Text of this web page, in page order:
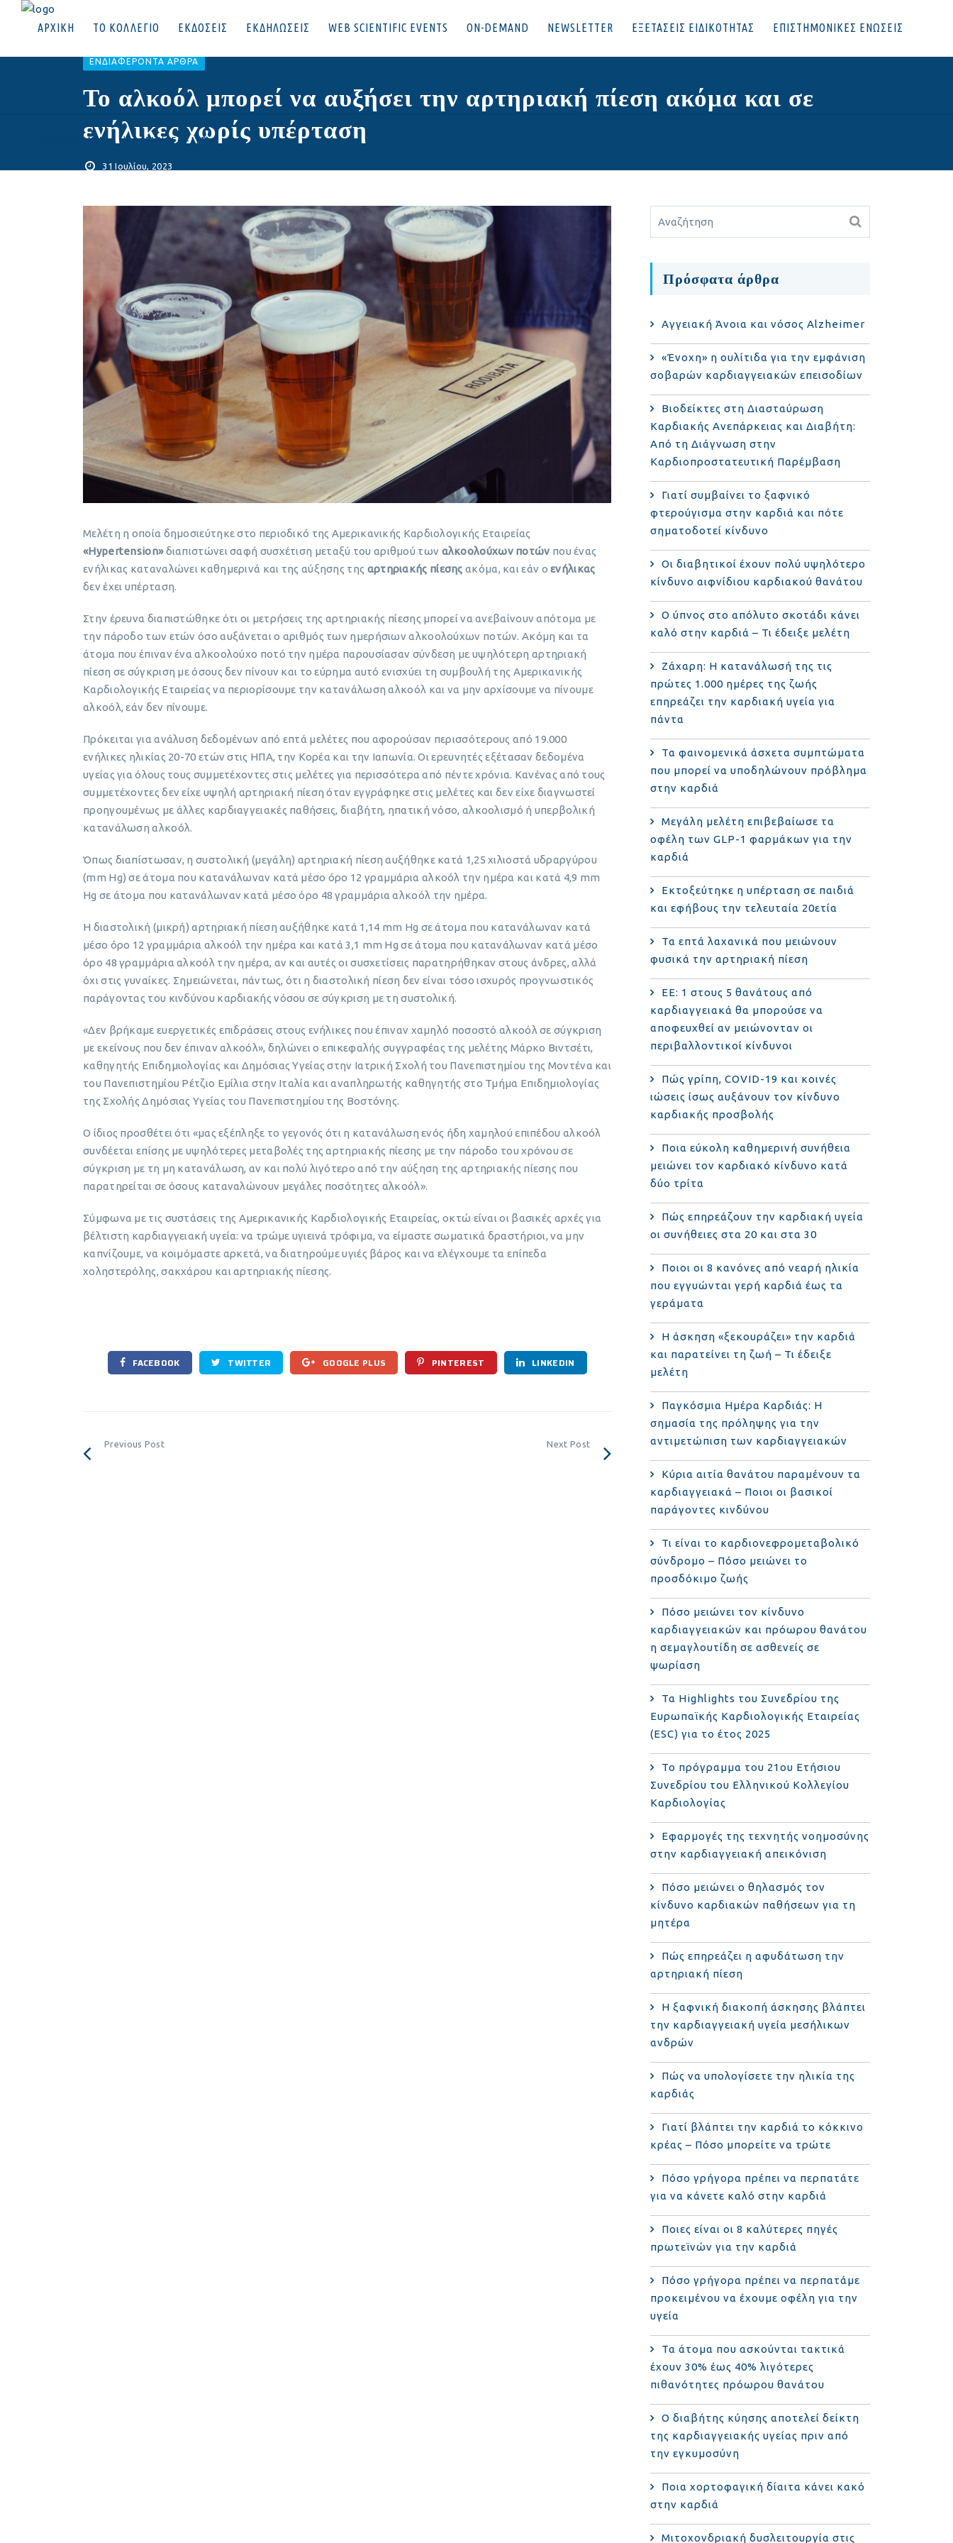
ΑΡΧΙΚΗ ΤΟ ΚΟΛΛΕΓΙΟ ΕΚΔΟΣΕΙΣ ΕΚΔΗΛΩΣΕΙΣ WEB SCIENTIFIC EVENTS ON-DEMAND NEWSLETTER ΕΞΕΤΑΣΕΙΣ ΕΙΔΙΚΟΤΗΤΑΣ ΕΠΙΣΤΗΜΟΝΙΚΕΣ ΕΝΩΣΕΙΣ
ΕΠΙΚΟΙΝΩΝΙΑ | ΣΥΝΔΕΘΕΙΤΕ
EΝΔΙΑΦΈΡΟΝΤΑ ΆΡΘΡΑ
Το αλκοόλ μπορεί να αυξήσει την αρτηριακή πίεση ακόμα και σε
ενήλικες χωρίς υπέρταση
31 Ιουλίου, 2023
Μελέτη η οποία δημοσιεύτηκε στο περιοδικό της Αμερικανικής Καρδιολογικής Εταιρείας
«Hypertension»διαπιστώνει σαφή συσχέτιση μεταξύ του αριθμού των αλκοολούχων ποτών που ένας
ενήλικας καταναλώνει καθημερινά και της αύξησης της αρτηριακής πίεσης ακόμα, και εάν οενήλικας
δεν έχει υπέρταση.
Στην έρευνα διαπιστώθηκε ότι οι μετρήσεις της αρτηριακής πίεσης μπορεί να ανεβαίνουν απότομα με
την πάροδο των ετών όσο αυξάνεται ο αριθμός των ημερήσιων αλκοολούχων ποτών. Ακόμη και τα
άτομα που έπιναν ένα αλκοολούχο ποτό την ημέρα παρουσίασαν σύνδεση με υψηλότερη αρτηριακή
πίεση σε σύγκριση με όσους δεν πίνουν και το εύρημα αυτό ενισχύει τη συμβουλή της Αμερικανικής
Καρδιολογικής Εταιρείας να περιορίσουμε την κατανάλωση αλκοόλ και να μην αρχίσουμε να πίνουμε
αλκοόλ, εάν δεν πίνουμε.
Πρόκειται για ανάλυση δεδομένων από επτά μελέτες που αφορούσαν περισσότερους από 19.000
ενήλικες ηλικίας 20-70 ετών στις ΗΠΑ, την Κορέα και την Ιαπωνία. Οι ερευνητές εξέτασαν δεδομένα
υγείας για όλους τους συμμετέχοντες στις μελέτες για περισσότερα από πέντε χρόνια. Κανένας από τους
συμμετέχοντες δεν είχε υψηλή αρτηριακή πίεση όταν εγγράφηκε στις μελέτες και δεν είχε διαγνωστεί
προηγουμένως με άλλες καρδιαγγειακές παθήσεις, διαβήτη, ηπατική νόσο, αλκοολισμό ή υπερβολική
κατανάλωση αλκοόλ.
Όπως διαπίστωσαν, η συστολική (μεγάλη) αρτηριακή πίεση αυξήθηκε κατά 1,25 χιλιοστά υδραργύρου
(mm Hg) σε άτομα που κατανάλωναν κατά μέσο όρο 12 γραμμάρια αλκοόλ την ημέρα και κατά 4,9 mm
Hg σε άτομα που κατανάλωναν κατά μέσο όρο 48 γραμμάρια αλκοόλ την ημέρα.
Η διαστολική (μικρή) αρτηριακή πίεση αυξήθηκε κατά 1,14 mm Hg σε άτομα που κατανάλωναν κατά
μέσο όρο 12 γραμμάρια αλκοόλ την ημέρα και κατά 3,1 mm Hg σε άτομα που κατανάλωναν κατά μέσο
όρο 48 γραμμάρια αλκοόλ την ημέρα, αν και αυτές οι συσχετίσεις παρατηρήθηκαν στους άνδρες, αλλά
όχι στις γυναίκες. Σημειώνεται, πάντως, ότι η διαστολική πίεση δεν είναι τόσο ισχυρός προγνωστικός
παράγοντας του κινδύνου καρδιακής νόσου σε σύγκριση με τη συστολική.
«Δεν βρήκαμε ευεργετικές επιδράσεις στους ενήλικες που έπιναν χαμηλό ποσοστό αλκοόλ σε σύγκριση
με εκείνους που δεν έπιναν αλκοόλ», δηλώνει ο επικεφαλής συγγραφέας της μελέτης Μάρκο Βιντσέτι,
καθηγητής Επιδημιολογίας και Δημόσιας Υγείας στην Ιατρική Σχολή του Πανεπιστημίου της Μοντένα και
του Πανεπιστημίου Ρέτζιο Εμίλια στην Ιταλία και αναπληρωτής καθηγητής στο Τμήμα Επιδημιολογίας
της Σχολής Δημόσιας Υγείας του Πανεπιστημίου της Βοστόνης.
Ο ίδιος προσθέτει ότι «μας εξέπληξε το γεγονός ότι η κατανάλωση ενός ήδη χαμηλού επιπέδου αλκοόλ
συνδέεται επίσης με υψηλότερες μεταβολές της αρτηριακής πίεσης με την πάροδο του χρόνου σε
σύγκριση με τη μη κατανάλωση, αν και πολύ λιγότερο από την αύξηση της αρτηριακής πίεσης που
παρατηρείται σε όσους καταναλώνουν μεγάλες ποσότητες αλκοόλ».
Σύμφωνα με τις συστάσεις της Αμερικανικής Καρδιολογικής Εταιρείας, οκτώ είναι οι βασικές αρχές για
βέλτιστη καρδιαγγειακή υγεία: να τρώμε υγιεινά τρόφιμα, να είμαστε σωματικά δραστήριοι, να μην
καπνίζουμε, να κοιμόμαστε αρκετά, να διατηρούμε υγιές βάρος και να ελέγχουμε τα επίπεδα
χοληστερόλης, σακχάρου και αρτηριακής πίεσης.
FACEBOOK TWITTER GOOGLE PLUS PINTEREST LINKEDIN
Previous Post Next Post
Πρόσφατα άρθρα
Αγγειακή Άνοια και νόσος Alzheimer
«Ένοχη» η ουλίτιδα για την εμφάνιση
σοβαρών καρδιαγγειακών επεισοδίων
Βιοδείκτες στη Διασταύρωση
Καρδιακής Ανεπάρκειας και Διαβήτη:
Από τη Διάγνωση στην
Καρδιοπροστατευτική Παρέμβαση
Γιατί συμβαίνει το ξαφνικό
φτερούγισμα στην καρδιά και πότε
σηματοδοτεί κίνδυνο
Οι διαβητικοί έχουν πολύ υψηλότερο
κίνδυνο αιφνίδιου καρδιακού θανάτου
Ο ύπνος στο απόλυτο σκοτάδι κάνει
καλό στην καρδιά – Τι έδειξε μελέτη
Ζάχαρη: Η κατανάλωσή της τις
πρώτες 1.000 ημέρες της ζωής
επηρεάζει την καρδιακή υγεία για
πάντα
Τα φαινομενικά άσχετα συμπτώματα
που μπορεί να υποδηλώνουν πρόβλημα
στην καρδιά
Μεγάλη μελέτη επιβεβαίωσε τα
οφέλη των GLP-1 φαρμάκων για την
καρδιά
Εκτοξεύτηκε η υπέρταση σε παιδιά
και εφήβους την τελευταία 20ετία
Τα επτά λαχανικά που μειώνουν
φυσικά την αρτηριακή πίεση
ΕΕ: 1 στους 5 θανάτους από
καρδιαγγειακά θα μπορούσε να
αποφευχθεί αν μειώνονταν οι
περιβαλλοντικοί κίνδυνοι
Πώς γρίπη, COVID-19 και κοινές
ιώσεις ίσως αυξάνουν τον κίνδυνο
καρδιακής προσβολής
Ποια εύκολη καθημερινή συνήθεια
μειώνει τον καρδιακό κίνδυνο κατά
δύο τρίτα
Πώς επηρεάζουν την καρδιακή υγεία
οι συνήθειες στα 20 και στα 30
Ποιοι οι 8 κανόνες από νεαρή ηλικία
που εγγυώνται γερή καρδιά έως τα
γεράματα
Η άσκηση «ξεκουράζει» την καρδιά
και παρατείνει τη ζωή – Τι έδειξε
μελέτη
Παγκόσμια Ημέρα Καρδιάς: Η
σημασία της πρόληψης για την
αντιμετώπιση των καρδιαγγειακών
Κύρια αιτία θανάτου παραμένουν τα
καρδιαγγειακά – Ποιοι οι βασικοί
παράγοντες κινδύνου
Τι είναι το καρδιονεφρομεταβολικό
σύνδρομο – Πόσο μειώνει το
προσδόκιμο ζωής
Πόσο μειώνει τον κίνδυνο
καρδιαγγειακών και πρόωρου θανάτου
η σεμαγλουτίδη σε ασθενείς σε
ψωρίαση
Τα Highlights του Συνεδρίου της
Ευρωπαϊκής Καρδιολογικής Εταιρείας
(ESC) για το έτος 2025
Το πρόγραμμα του 21ου Ετήσιου
Συνεδρίου του Ελληνικού Κολλεγίου
Καρδιολογίας
Εφαρμογές της τεχνητής νοημοσύνης
στην καρδιαγγειακή απεικόνιση
Πόσο μειώνει ο θηλασμός τον
κίνδυνο καρδιακών παθήσεων για τη
μητέρα
Πώς επηρεάζει η αφυδάτωση την
αρτηριακή πίεση
Η ξαφνική διακοπή άσκησης βλάπτει
την καρδιαγγειακή υγεία μεσήλικων
ανδρών
Πώς να υπολογίσετε την ηλικία της
καρδιάς
Γιατί βλάπτει την καρδιά το κόκκινο
κρέας – Πόσο μπορείτε να τρώτε
Πόσο γρήγορα πρέπει να περπατάτε
για να κάνετε καλό στην καρδιά
Ποιες είναι οι 8 καλύτερες πηγές
πρωτεϊνών για την καρδιά
Πόσο γρήγορα πρέπει να περπατάμε
προκειμένου να έχουμε οφέλη για την
υγεία
Τα άτομα που ασκούνται τακτικά
έχουν 30% έως 40% λιγότερες
πιθανότητες πρόωρου θανάτου
Ο διαβήτης κύησης αποτελεί δείκτη
της καρδιαγγειακής υγείας πριν από
την εγκυμοσύνη
Ποια χορτοφαγική δίαιτα κάνει κακό
στην καρδιά
Μιτοχονδριακή δυσλειτουργία στις